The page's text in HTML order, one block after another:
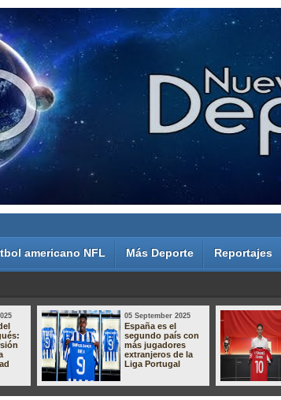
americano NFL Más Deporte Reportajes
05 September 2025
España es el
segundo país con
más jugadores
extranjeros de la
Liga Portugal